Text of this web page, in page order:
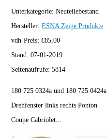
Unterkategorie: Neuteilebestand
Hersteller: ESNA Zeige Produkte
vdh-Preis: €85,00
Stand: 07-01-2019
Seitenaufrufe: 5814
180 725 0324a und 180 725 0424a
Drehfenster links rechts Ponton
Coupe Cabriolet...